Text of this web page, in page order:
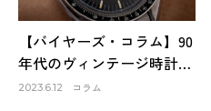
【バイヤーズ・コラム】90
年代のヴィンテージ時計が
オススメな理由
2023.6.12 コラム